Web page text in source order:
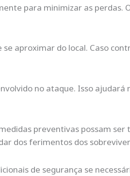
para minimizar as perdas.
aproximar do local. Caso
no ataque. Isso ajudará
preventivas possam ser
dos ferimentos dos
de segurança se